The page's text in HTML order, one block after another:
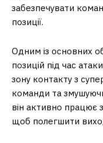
забезпечувати
позиції.
Одним із основних
позицій під час
зону контакту з
команди та
він активно працює
щоб полегшити